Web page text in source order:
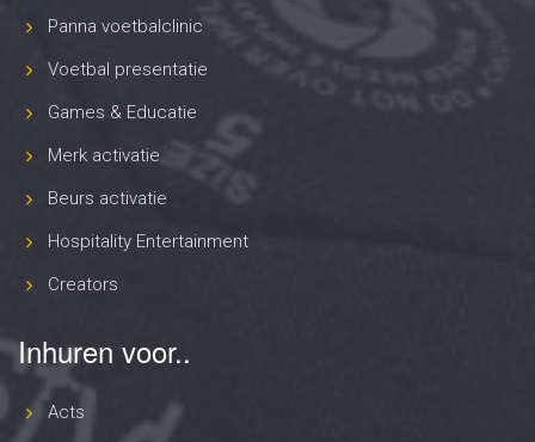
Panna voetbalclinic
Voetbal presentatie
Games & Educatie
Merk activatie
Beurs activatie
Hospitality Entertainment
Creators
Inhuren voor..
Acts